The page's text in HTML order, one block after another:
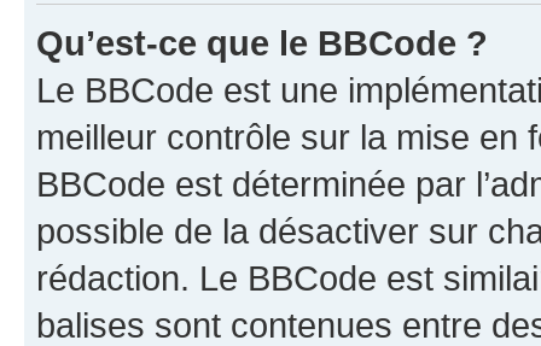
Qu’est-ce que le BBCode ?
Le BBCode est une
meilleur contrôle sur la mise en
BBCode est déterminée par
possible de la désactiver sur
rédaction. Le BBCode est
balises sont contenues entre